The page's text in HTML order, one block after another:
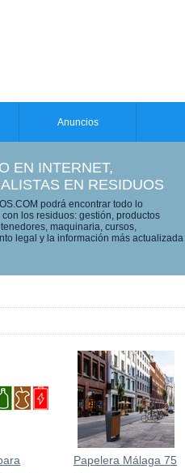
Anuncios
EN INTERNET,
EN RESIDUOS
podrá encontrar todo lo
los residuos: gestión, productos
maquinaria, cursos,
legal y la información más actualizada
Papelera Málaga 75